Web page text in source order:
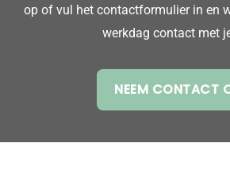
op of vul het contactformulier in en
werkdag contact met
NEEM CONTACT